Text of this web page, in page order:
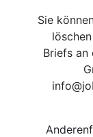
Sie
Briefs an